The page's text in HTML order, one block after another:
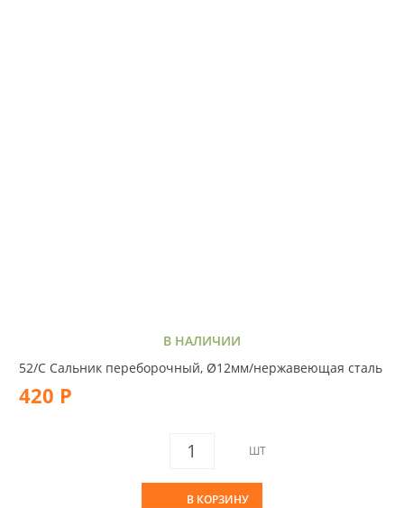
В НАЛИЧИИ
52/C Сальник переборочный, Ø12мм/нержавеющая сталь
420 Р
ШТ
В КОРЗИНУ